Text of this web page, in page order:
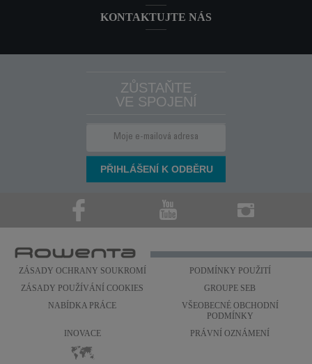
KONTAKTUJTE NÁS
ZŮSTAŇTE
VE SPOJENÍ
ZÁSADY OCHRANY SOUKROMÍ
PODMÍNKY POUŽITÍ
ZÁSADY POUŽÍVÁNÍ COOKIES
GROUPE SEB
NABÍDKA PRÁCE
VŠEOBECNÉ OBCHODNÍ
PODMÍNKY
INOVACE
PRÁVNÍ OZNÁMENÍ